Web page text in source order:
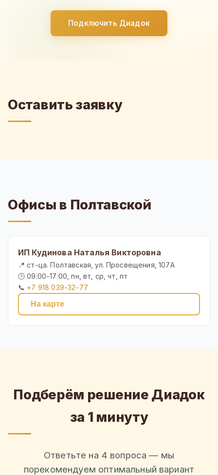
Подключить Диадок
Оставить заявку
Офисы в Полтавской
ИП Кудинова Наталья Викторовна
📍 ст-ца. Полтавская, ул. Просвещения, 107А
🕒 09:00-17:00, пн, вт, ср, чт, пт
📞 +7 918 039-32-77
На карте
Подберём решение Диадок
за 1 минуту
Ответьте на 4 вопроса — мы
порекомендуем оптимальный вариант